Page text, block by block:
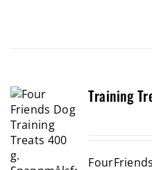
Training